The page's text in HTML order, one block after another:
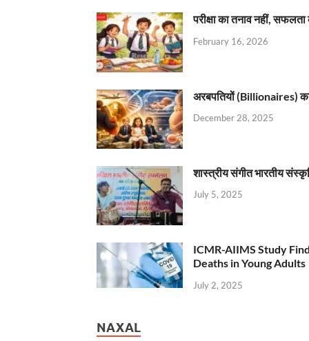
परीक्षा का तनाव नहीं,
February 16, 2026
अरबपतियों (Billionaires)
December 28, 2025
शास्त्रीय संगीत भारतीय
July 5, 2025
ICMR-AIIMS Study
Deaths in Young Adults
July 2, 2025
NAXAL